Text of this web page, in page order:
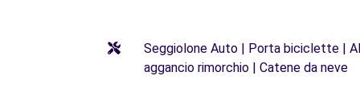
Seggiolone Auto | Porta biciclette |
aggancio rimorchio | Catene da neve